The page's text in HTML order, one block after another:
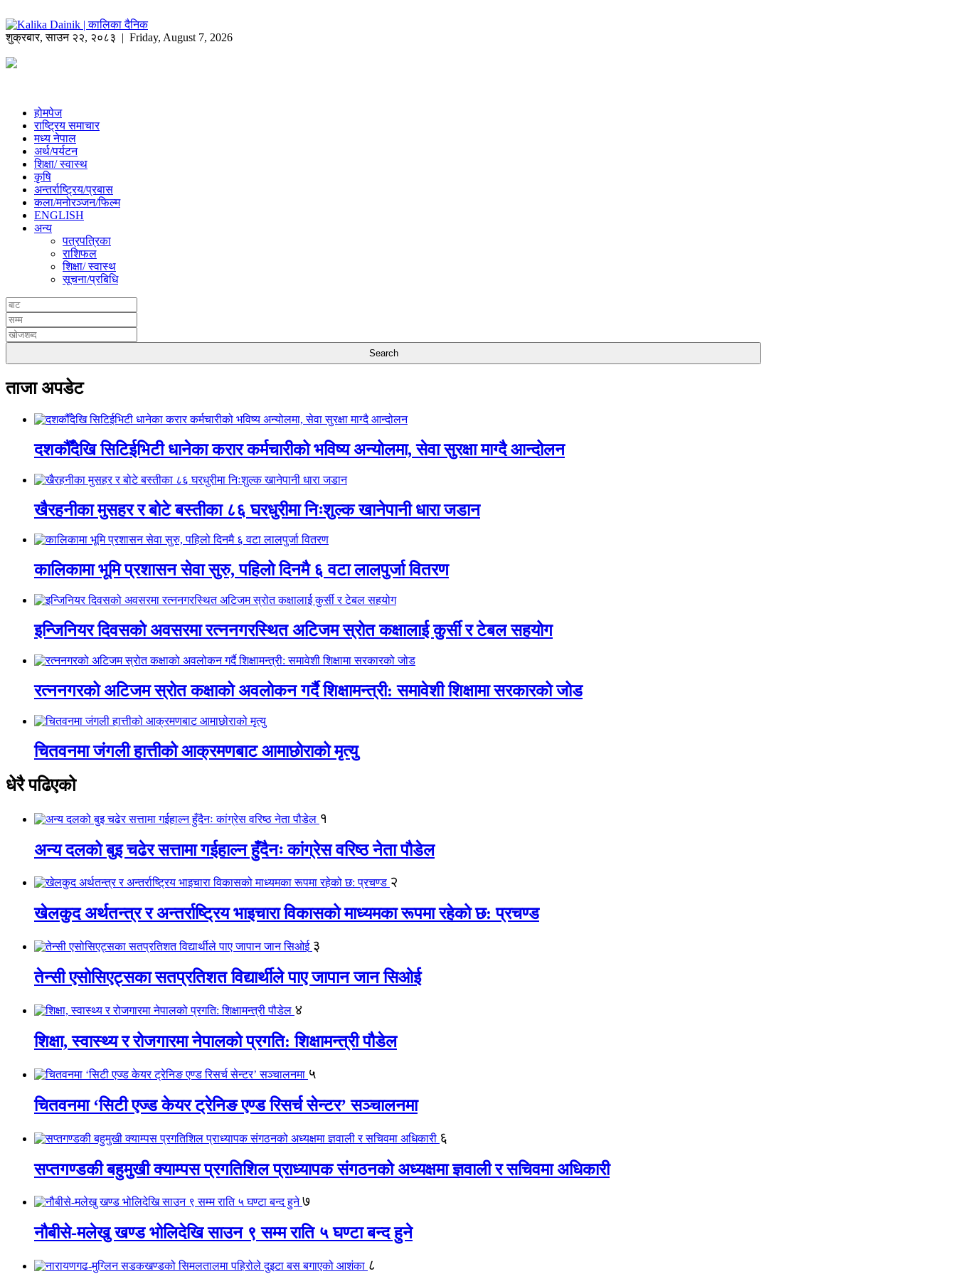
शुक्रबार,साउन २२, २०८३ | Friday, August 7, 2026
होमपेज
राष्ट्रिय समाचार
मध्य नेपाल
अर्थ/पर्यटन
शिक्षा/ स्वास्थ
कृषि
अन्तर्राष्ट्रिय/प्रबास
कला/मनोरञ्जन/फिल्म
ENGLISH
अन्य
पत्रपत्रिका
राशिफल
शिक्षा/ स्वास्थ
सूचना/प्रबिधि
ताजा अपडेट
दशकौँदेखि सिटिईभिटी धानेका करार कर्मचारीको भविष्य अन्योलमा, सेवा सुरक्षा माग्दै आन्दोलन
खैरहनीका मुसहर र बोटे बस्तीका ८६ घरधुरीमा निःशुल्क खानेपानी धारा जडान
कालिकामा भूमि प्रशासन सेवा सुरु, पहिलो दिनमै ६ वटा लालपुर्जा वितरण
इन्जिनियर दिवसको अवसरमा रत्ननगरस्थित अटिजम स्रोत कक्षालाई कुर्सी र टेबल सहयोग
रत्ननगरको अटिजम स्रोत कक्षाको अवलोकन गर्दै शिक्षामन्त्री: समावेशी शिक्षामा सरकारको जोड
चितवनमा जंगली हात्तीको आक्रमणबाट आमाछोराको मृत्यु
धेरै पढिएको
१
अन्य दलको बुइ चढेर सत्तामा गईहाल्न हुँदैनः कांग्रेस वरिष्ठ नेता पौडेल
२
खेलकुद अर्थतन्त्र र अन्तर्राष्ट्रिय भाइचारा विकासको माध्यमका रूपमा रहेको छ: प्रचण्ड
३
तेन्सी एसोसिएट्सका सतप्रतिशत विद्यार्थीले पाए जापान जान सिओई
४
शिक्षा, स्वास्थ्य र रोजगारमा नेपालको प्रगति: शिक्षामन्त्री पौडेल
५
चितवनमा ‘सिटी एज्ड केयर ट्रेनिङ एण्ड रिसर्च सेन्टर’ सञ्चालनमा
६
सप्तगण्डकी बहुमुखी क्याम्पस प्रगतिशिल प्राध्यापक संगठनको अध्यक्षमा ज्ञवाली र सचिवमा अधिकारी
७
नौबीसे-मलेखु खण्ड भोलिदेखि साउन ९ सम्म राति ५ घण्टा बन्द हुने
८